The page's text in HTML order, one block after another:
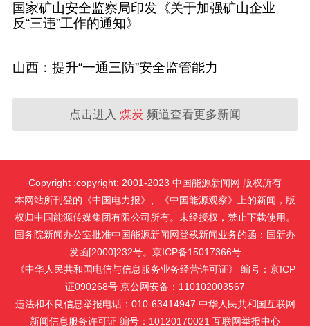
国家矿山安全监察局印发《关于加强矿山企业
反“三违”工作的通知》
山西：提升“一通三防”安全监管能力
点击进入 煤炭 频道查看更多新闻
Copyright :copyright: 2001-2023 中国能源新闻网 版权所有
本网站所刊登的《中国电力报》、《中国能源观察》上的新闻，版
权归中国能源传媒集团有限公司所有。未经授权，禁止下载使用。
国务院新闻办公室批准中国能源新闻网登载新闻业务的函：国新办
发函[2000]232号。京ICP备15017366号
《中华人民共和国电信与信息服务业务经营许可证》 编号：京ICP
证090268号 京公网安备：110102003567
违法和不良信息举报电话：010-63414947 中华人民共和国互联网
新闻信息服务许可证 编号：10120170021 互联网举报中心